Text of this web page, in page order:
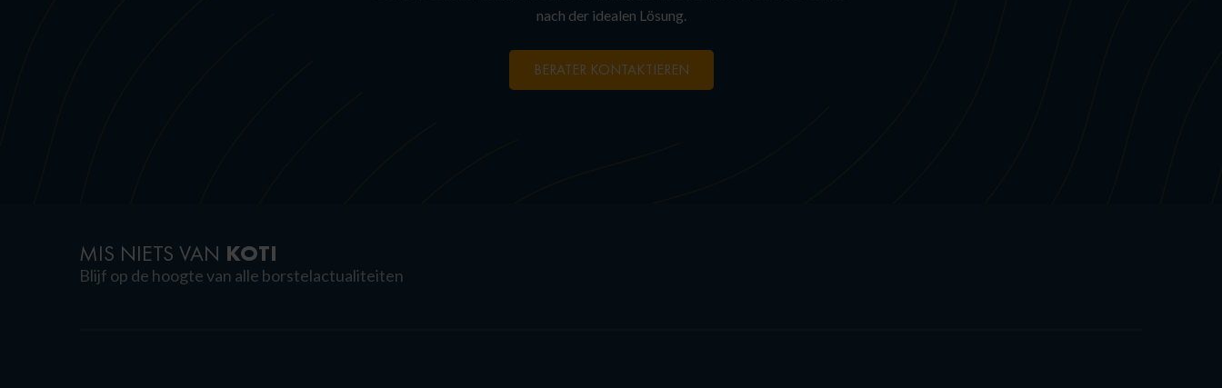
nach der idealen Lösung.
BERATER KONTAKTIEREN
MIS NIETS VAN KOTI
Blijf op de hoogte van alle borstelactualiteiten